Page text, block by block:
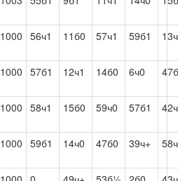
1000 56ч1 11б0 57ч1 59б1
1000 57б1 12ч1 14б0 6ч0
1000 58ч1 15б0 59ч0 57б1
1000 59б1 14ч0 47б0 39ч+